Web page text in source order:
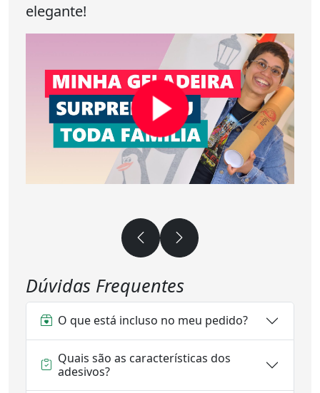
elegante!
Dúvidas Frequentes
O que está incluso no meu pedido?
Quais são as características dos
adesivos?